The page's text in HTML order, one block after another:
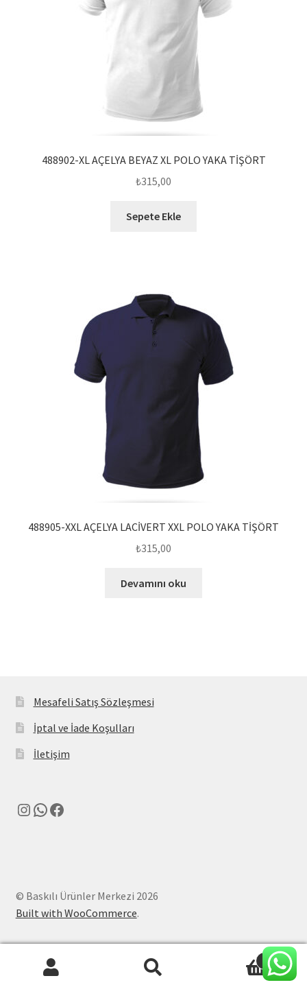
488902-XL AÇELYA BEYAZ XL POLO YAKA TİŞÖRT
₺315,00
Sepete Ekle
488905-XXL AÇELYA LACİVERT XXL POLO YAKA TİŞÖRT
₺315,00
Devamını oku
Mesafeli Satış Sözleşmesi
İptal ve İade Koşulları
İletişim
Instagram
WhatsApp
Facebook
© Baskılı Ürünler Merkezi 2026
Built with WooCommerce.